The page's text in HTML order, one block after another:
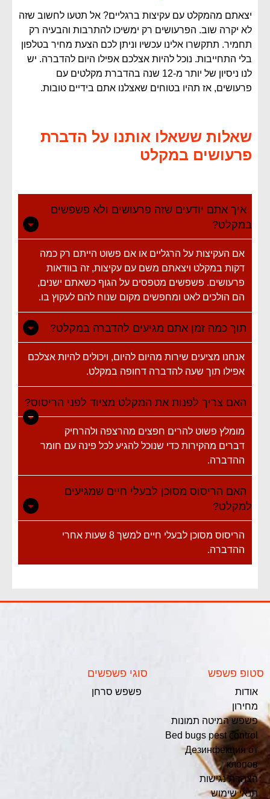
יצאתם מהמקלט עם עקיצות ברגליים? אל תטעו לחשוב שזה
לא יקרה שוב. הפרעושים רק ימשיכו להתרבות והבעיה רק
תחמיר. תתקשרו אלינו עכשיו וניתן לכם הצעת מחיר בטלפון
בלי התחייבות. נוכל להיות אצלכם אפילו היום להדברה. יש
לנו ניסיון של יותר מ-12 שנה בהדברת מקלטים עם
פרעושים, אז תהיו בטוחים שאצלנו אתם בידיים טובות.
שאלות ששאלו אותנו על הדברת
פרעושים במקלט
איך אתם יודעים שזה פרעושים ולא פשפשים
במקלט?
אם העקיצות על הרגליים או אם פשוט הייתם רק כמה
דקות במקלט ויצאתם משם עם עקיצות, זה בוודאות
פרעושים. פשפשים מטפסים על הגוף כשאתם ישנים,
הם הולכים לאט ומחפשים מקום שנוח להם לעקוץ בו.
תוך כמה זמן אתם מגיעים להדברה במקלט?
אנחנו מציעים שירות מהיום להיום, ויכולים להיות אצלכם
אפילו תוך שעה להדברה דחופה במקלט.
האם צריך לפנות את המקלט מציוד לפני הריסוס?
מומלץ פשוט להרים חפצים מהרצפה ולהרחיק
דברים מהקירות כדי שנוכל להגיע לכל פינה עם חומר
ההדברה.
האם הריסוס מסוכן לבעלי חיים שמגיעים
למקלט?
הריסוס מסוכן לבעלי חיים למשך 8 שעות אחרי
ההדברה.
סטופ פשפש
אודות
מחירון
פשפש המיטה תמונות
Bed bugs pest control
Дезинфекция от
клопов
הצהרת נגישות
תנאי שימוש
סוגי פשפשים
פשפש סרחן